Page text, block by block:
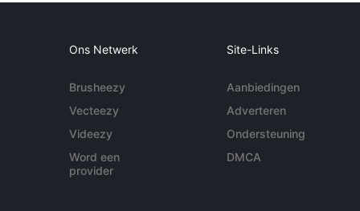
Ons Netwerk
Brusheezy
Vecteezy
Videezy
Word een
provider
Site-Links
Aanbiedingen
Adverteren
Ondersteuning
DMCA